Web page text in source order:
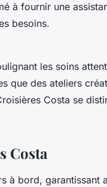
à fournir une
besoins.
les soins
que des ateliers
Costa se
Costa
à bord, garantissant